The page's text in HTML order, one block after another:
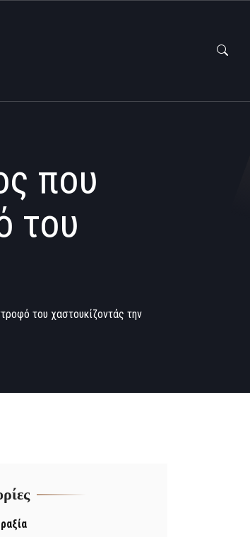
που
του
του χαστουκίζοντάς την